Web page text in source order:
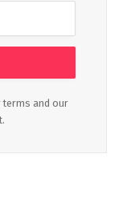
terms and our